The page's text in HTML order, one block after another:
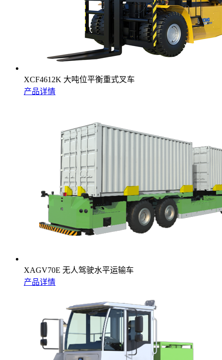
XCF4612K 大吨位平衡重式叉车
产品详情
XAGV70E 无人驾驶水平运输车
产品详情